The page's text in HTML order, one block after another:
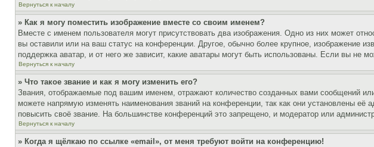
Вернуться к началу
» Как я могу поместить изображение вместе со своим именем?
Вместе с именем пользователя могут присутствовать два изображения. Одно из них может
вы оставили или на ваш статус на конференции. Другое, обычно более крупное, изображение
поддержка аватар, и от него же зависит, какие аватары могут быть использованы. Если вы не
Вернуться к началу
» Что такое звание и как я могу изменить его?
Звания, отображаемые под вашим именем, отражают количество созданных вами сообщений
можете напрямую изменять наименования званий на конференции, так как они установлены
повысить своё звание. На большинстве конференций это запрещено, и модератор или
Вернуться к началу
» Когда я щёлкаю по ссылке «email», от меня требуют войти на конференцию!